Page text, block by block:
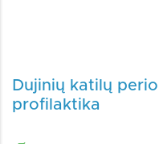
Dujinių katilų
profilaktika